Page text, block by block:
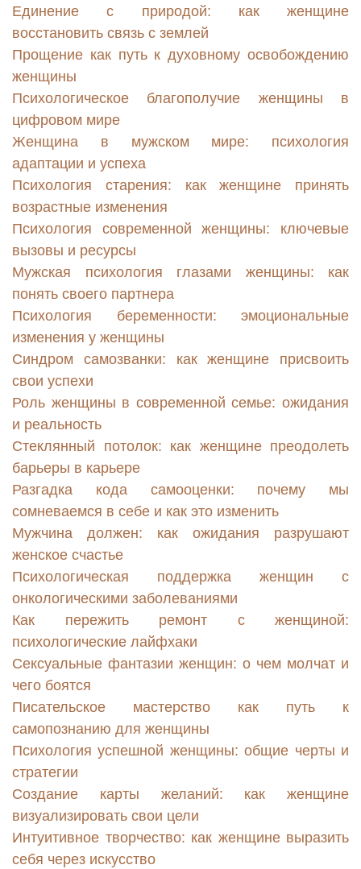
Единение с природой: как женщине
восстановить связь с землей
Прощение как путь к духовному освобождению
женщины
Психологическое благополучие женщины в
цифровом мире
Женщина в мужском мире: психология
адаптации и успеха
Психология старения: как женщине принять
возрастные изменения
Психология современной женщины: ключевые
вызовы и ресурсы
Мужская психология глазами женщины: как
понять своего партнера
Психология беременности: эмоциональные
изменения у женщины
Синдром самозванки: как женщине присвоить
свои успехи
Роль женщины в современной семье: ожидания
и реальность
Стеклянный потолок: как женщине преодолеть
барьеры в карьере
Разгадка кода самооценки: почему мы
сомневаемся в себе и как это изменить
Мужчина должен: как ожидания разрушают
женское счастье
Психологическая поддержка женщин с
онкологическими заболеваниями
Как пережить ремонт с женщиной:
психологические лайфхаки
Сексуальные фантазии женщин: о чем молчат и
чего боятся
Писательское мастерство как путь к
самопознанию для женщины
Психология успешной женщины: общие черты и
стратегии
Создание карты желаний: как женщине
визуализировать свои цели
Интуитивное творчество: как женщине выразить
себя через искусство